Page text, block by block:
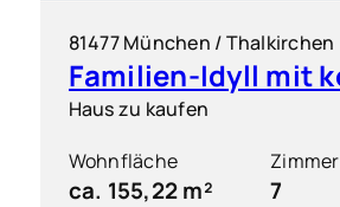
81477 München / Thalkirchen
Haus zu kaufen
Wohnfläche
ca. 155,22 m²
Zimmer
7